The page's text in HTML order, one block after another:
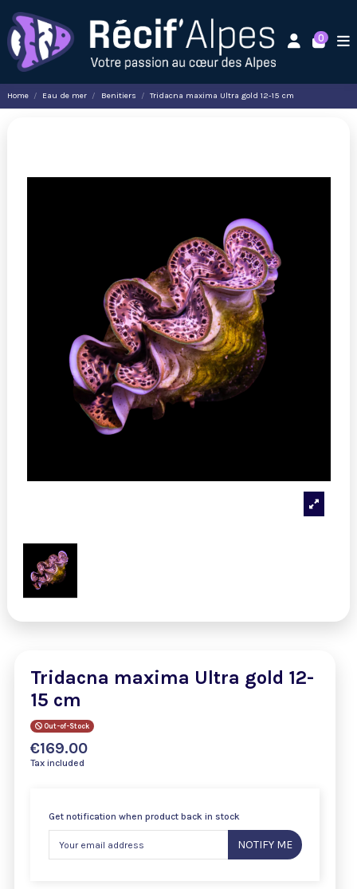
0
Home Eau de mer Benitiers Tridacna maxima Ultra gold 12-15 cm
Tridacna maxima Ultra gold 12-
15 cm
Out-of-Stock
€169.00
Tax included
Get notification when product back in stock
NOTIFY ME